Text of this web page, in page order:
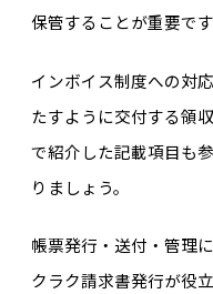
保管することが重要です
インボイス制度への対
たすように交付する領
で紹介した記載項目も
りましょう。
帳票発行・送付・管理
クラク請求書発行が役立